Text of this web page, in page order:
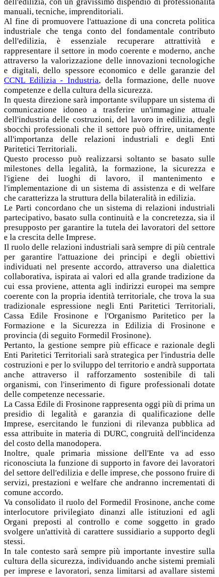
manuali, tecniche, imprenditoriali.
Al fine di promuovere l'attuazione di una concreta politica
industriale che tenga conto del fondamentale contributo
dell'edilizia, è essenziale recuperare attrattività e
rappresentare il settore in modo coerente e moderno, anche
attraverso la valorizzazione delle innovazioni tecnologiche
e digitali, dello spessore economico e delle garanzie del
CCNL Edilizia - Industria, della formazione, delle nuove
competenze e della cultura della sicurezza.
In questa direzione sarà importante sviluppare un sistema di
comunicazione idoneo a trasferire un'immagine attuale
dell'industria delle costruzioni, del lavoro in edilizia, degli
sbocchi professionali che il settore può offrire, unitamente
all'importanza delle relazioni industriali e degli Enti
Paritetici Territoriali.
Questo processo può realizzarsi soltanto se basato sulle
milestones della legalità, la formazione, la sicurezza e
l'igiene dei luoghi di lavoro, il mantenimento e
l'implementazione di un sistema di assistenza e di welfare
che caratterizza la struttura della bilateralità in edilizia.
Le Parti concordano che un sistema di relazioni industriali
partecipativo, basato sulla continuità e la concretezza, sia il
presupposto per garantire la tutela dei lavoratori del settore
e la crescita delle Imprese.
Il ruolo delle relazioni industriali sarà sempre di più centrale
per garantire l'attuazione dei principi e degli obiettivi
individuati nel presente accordo, attraverso una dialettica
collaborativa, ispirata ai valori ed alla grande tradizione da
cui essa proviene, attenta agli indirizzi europei ma sempre
coerente con la propria identità territoriale, che trova la sua
tradizionale espressione negli Enti Paritetici Territoriali,
Cassa Edile Frosinone e l'Organismo Paritetico per la
Formazione e la Sicurezza in Edilizia di Frosinone e
provincia (di seguito Formedil Frosinone).
Pertanto, la gestione sempre più efficace e razionale degli
Enti Paritetici Territoriali sarà strategica per l'industria delle
costruzioni e per lo sviluppo del territorio e andrà supportata
anche attraverso il rafforzamento sostenibile di tali
organismi, con l'inserimento di figure professionali dotate
delle competenze necessarie.
La Cassa Edile di Frosinone rappresenta oggi più di prima un
presidio di legalità e garanzia di qualificazione delle
Imprese, esercitando le funzioni di rilevanza pubblica ad
essa attribuite in materia di DURC, congruità dell'incidenza
del costo della manodopera.
Inoltre, quale primaria missione dell'Ente va ad esso
riconosciuta la funzione di supporto in favore dei lavoratori
del settore dell'edilizia e delle imprese, che possono fruire di
servizi, prestazioni e welfare che andranno incrementati di
comune accordo.
Va consolidato il ruolo del Formedil Frosinone, anche come
interlocutore privilegiato dinanzi alle istituzioni ed agli
Organi preposti al controllo e come soggetto in grado
svolgere un'attività di carattere sussidiario a supporto degli
stessi.
In tale contesto sarà sempre più importante investire sulla
cultura della sicurezza, individuando anche sistemi premiali
per imprese e lavoratori, senza limitarsi ad avallare sistemi